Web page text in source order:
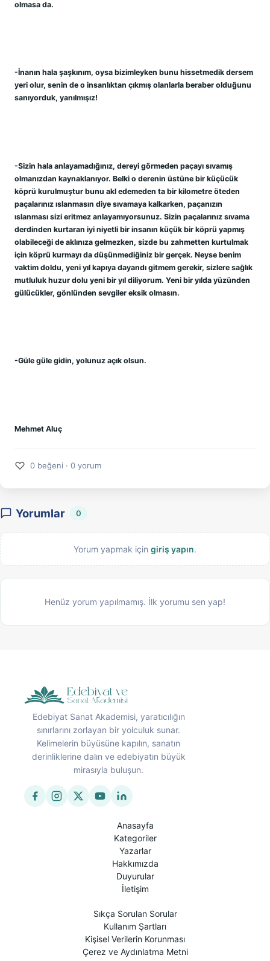
olmasa da.
-İnanın hala şaşkınım, oysa bizimleyken bunu hissetmedik dersem
yeri olur, senin de o insanlıktan çıkmış olanlarla beraber olduğunu
sanıyorduk, yanılmışız!
-Sizin hala anlayamadığınız, dereyi görmeden paçayı sıvamış
olmanızdan kaynaklanıyor. Belki o derenin üstüne bir küçücük
köprü kurulmuştur bunu akl edemeden ta bir kilometre öteden
paçalarınız ıslanmasın diye sıvamaya kalkarken, paçanızın
ıslanması sizi eritmez anlayamıyorsunuz. Sizin paçalarınız sıvama
derdinden kurtaran iyi niyetli bir insanın küçük bir köprü yapmış
olabileceği de aklınıza gelmezken, sizde bu zahmetten kurtulmak
için köprü kurmayı da düşünmediğiniz bir gerçek. Neyse benim
vaktim doldu, yeni yıl kapıya dayandı gitmem gerekir, sizlere sağlık
mutluluk huzur dolu yeni bir yıl diliyorum. Yeni bir yılda yüzünden
gülücükler, gönlünden sevgiler eksik olmasın.
-Güle güle gidin, yolunuz açık olsun.
Mehmet Aluç
♡ 0 beğeni · 0 yorum
Yorumlar 0
Yorum yapmak için giriş yapın.
Henüz yorum yapılmamış. İlk yorumu sen yap!
Edebiyat Sanat Akademisi, yaratıcılığın
sınırlarını zorlayan bir yolculuk sunar.
Kelimelerin büyüsüne kapılın, sanatın
derinliklerine dalın ve edebiyatın büyük
mirasıyla buluşun.
Anasayfa
Kategoriler
Yazarlar
Hakkımızda
Duyurular
İletişim
Sıkça Sorulan Sorular
Kullanım Şartları
Kişisel Verilerin Korunması
Çerez ve Aydınlatma Metni